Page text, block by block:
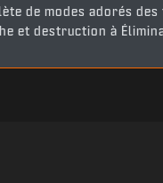
de modes adorés
et destruction à